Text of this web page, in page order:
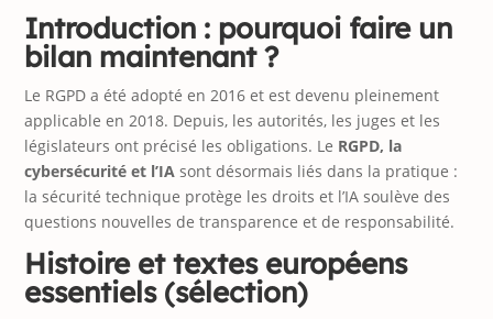
Introduction : pourquoi faire un
bilan maintenant ?
Le RGPD a été adopté en 2016 et est devenu pleinement
applicable en 2018. Depuis, les autorités, les juges et les
législateurs ont précisé les obligations. Le RGPD, la
cybersécurité et l’IA sont désormais liés dans la pratique :
la sécurité technique protège les droits et l’IA soulève des
questions nouvelles de transparence et de responsabilité.
Histoire et textes européens
essentiels (sélection)